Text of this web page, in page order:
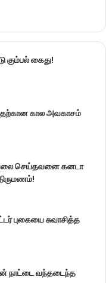
கும்பல் கைது!
கால அவகாசம்
செய்தவனை கனடா
புகையை சுவாசித்த
நாட்டை வந்தடைந்த